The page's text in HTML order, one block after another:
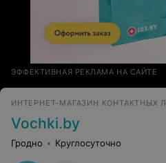
ЭФФЕКТИВНАЯ РЕКЛАМА НА САЙТЕ
Vochki.by
Гродно Круглосуточно